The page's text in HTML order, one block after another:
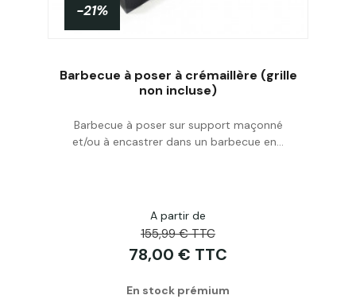
Acheter
-21%
Barbecue à poser à crémaillère (grille
non incluse)
Barbecue à poser sur support maçonné
et/ou à encastrer dans un barbecue en...
A partir de
155,99 € TTC
78,00 € TTC
En stock prémium